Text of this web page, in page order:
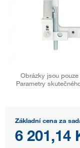
Obrázky jsou
Parametry
Základní cena za
6 201,14